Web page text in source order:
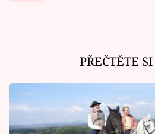
PŘEČTĚTE